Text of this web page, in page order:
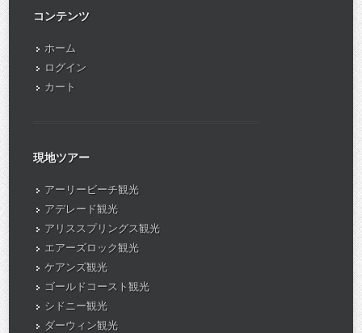
コンテンツ
ホーム
ログイン
カート
現地ツアー
アーリービーチ観光
アデレード観光
アリススプリングス観光
エアーズロック観光
ケアンズ観光
ゴールドコースト観光
シドニー観光
ダーウィン観光